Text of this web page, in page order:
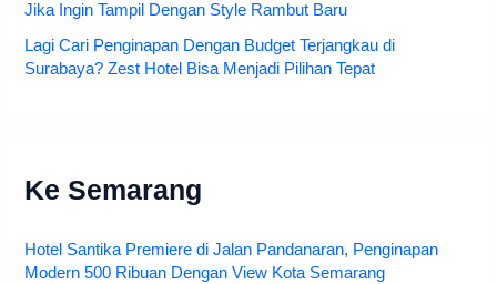
Jika Ingin Tampil Dengan Style Rambut Baru
Lagi Cari Penginapan Dengan Budget Terjangkau di
Surabaya? Zest Hotel Bisa Menjadi Pilihan Tepat
Ke Semarang
Hotel Santika Premiere di Jalan Pandanaran, Penginapan
Modern 500 Ribuan Dengan View Kota Semarang